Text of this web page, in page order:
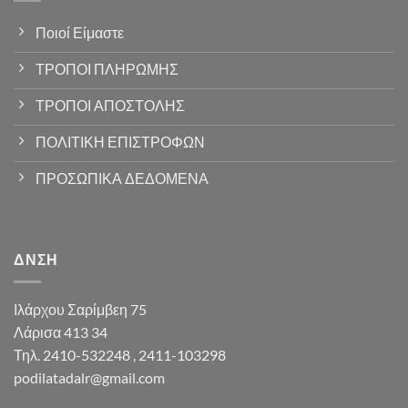
Ποιοί Είμαστε
ΤΡΟΠΟΙ ΠΛΗΡΩΜΗΣ
ΤΡΟΠΟΙ ΑΠΟΣΤΟΛΗΣ
ΠΟΛΙΤΙΚΗ ΕΠΙΣΤΡΟΦΩΝ
ΠΡΟΣΩΠΙΚΑ ΔΕΔΟΜΕΝΑ
ΔΝΣΗ
Ιλάρχου Σαρίμβεη 75
Λάρισα 413 34
Τηλ. 2410-532248 , 2411-103298
podilatadalr@gmail.com